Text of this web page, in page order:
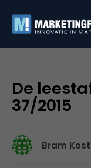
De
37/2015
Bram